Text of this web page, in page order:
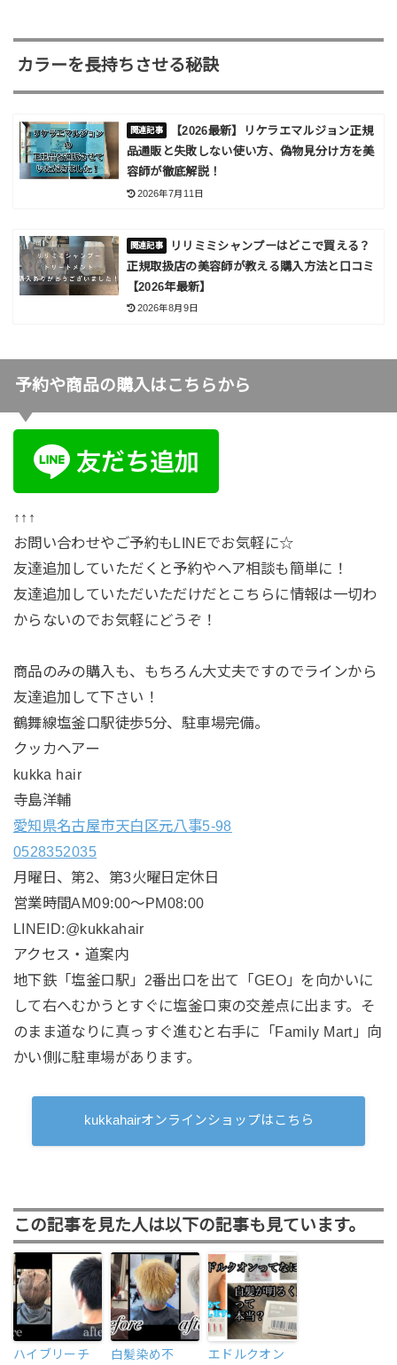
カラーを長持ちさせる秘訣
【2026最新】リケラエマルジョン正規
品通販と失敗しない使い方、偽物見分け方を美
容師が徹底解説！
2026年7月11日
リリミミシャンプーはどこで買える？
正規取扱店の美容師が教える購入方法と口コミ
【2026年最新】
2026年8月9日
予約や商品の購入はこちらから
↑↑↑
お問い合わせやご予約もLINEでお気軽に☆
友達追加していただくと予約やヘア相談も簡単に！
友達追加していただいただけだとこちらに情報は一切わ
からないのでお気軽にどうぞ！
商品のみの購入も、もちろん大丈夫ですのでラインから
友達追加して下さい！
鶴舞線塩釜口駅徒歩5分、駐車場完備。
クッカヘアー
kukka hair
寺島洋輔
愛知県名古屋市天白区元八事5-98
0528352035
月曜日、第2、第3火曜日定休日
営業時間AM09:00〜PM08:00
LINEID:@kukkahair
アクセス・道案内
地下鉄「塩釜口駅」2番出口を出て「GEO」を向かいに
して右へむかうとすぐに塩釜口東の交差点に出ます。そ
のまま道なりに真っすぐ進むと右手に「Family Mart」向
かい側に駐車場があります。
kukkahairオンラインショップはこちら
この記事を見た人は以下の記事も見ています。
ハイブリーチ
白髪染め不
エドルクオン